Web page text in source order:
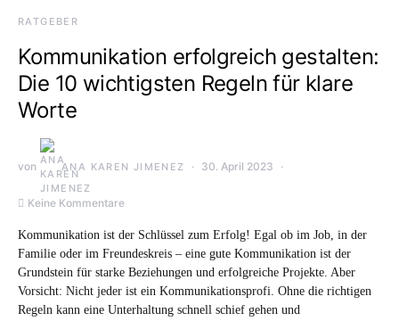
RATGEBER
Kommunikation erfolgreich gestalten:
Die 10 wichtigsten Regeln für klare
Worte
von ANA KAREN JIMENEZ 30. April 2023
Keine Kommentare
Kommunikation ist der Schlüssel zum Erfolg! Egal ob im Job, in der
Familie oder im Freundeskreis – eine gute Kommunikation ist der
Grundstein für starke Beziehungen und erfolgreiche Projekte. Aber
Vorsicht: Nicht jeder ist ein Kommunikationsprofi. Ohne die richtigen
Regeln kann eine Unterhaltung schnell schief gehen und